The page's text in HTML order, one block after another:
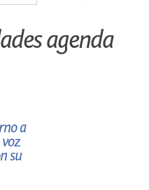
agenda
a
su